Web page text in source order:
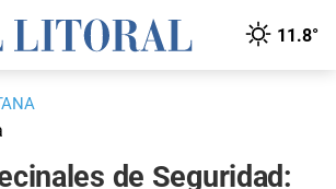
11.8°
de Seguridad: